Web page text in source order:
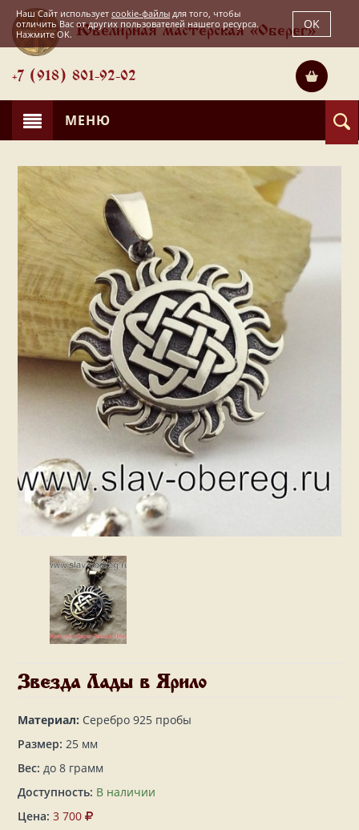
Ювелирная мастерская «Оберег»
+7 (918) 801-92-02
МЕНЮ
Звезда Лады в Ярило
Материал: Серебро 925 пробы
Размер: 25 мм
Вес: до 8 грамм
Доступность: В наличии
Цена: 3 700
Наш Сайт использует cookie-файлы для того, чтобы
отличить Вас от других пользователей нашего ресурса.
Нажмите OK.
OK